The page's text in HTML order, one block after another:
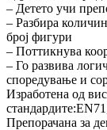
– Детето учи
– Разбира
број фигури
– Поттикнува
– Го развива
споредување и
Изработена од
Препорачана за